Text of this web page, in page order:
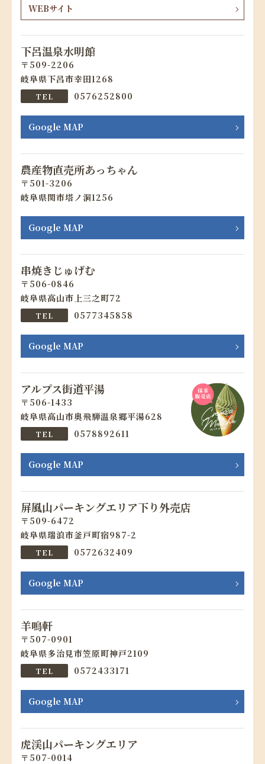
WEBサイト
下呂温泉水明館
509-2206
岐阜県下呂市幸田1268
0576252800
Google MAP
農産物直売所あっちゃん
501-3206
岐阜県関市塔ノ洞1256
Google MAP
串焼きじゅげむ
506-0846
岐阜県高山市上三之町72
0577345858
Google MAP
アルプス街道平湯
506-1433
岐阜県高山市奥飛騨温泉郷平湯628
0578892611
Google MAP
屏風山パーキングエリア下り外売店
509-6472
岐阜県瑞浪市釜戸町宿987-2
0572632409
Google MAP
羊鳴軒
507-0901
岐阜県多治見市笠原町神戸2109
0572433171
Google MAP
虎渓山パーキングエリア
507-0014